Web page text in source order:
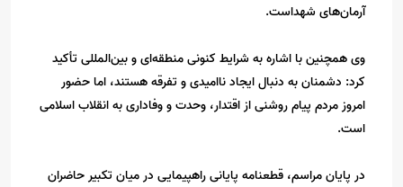
آرمان‌های شهداست.
وی همچنین با اشاره به شرایط کنونی منطقه‌ای و بین‌المللی تأکید
کرد: دشمنان به دنبال ایجاد ناامیدی و تفرقه هستند، اما حضور
امروز مردم پیام روشنی از اقتدار، وحدت و وفاداری به انقلاب اسلامی
است.
در پایان مراسم، قطعنامه پایانی راهپیمایی در میان تکبیر حاضران